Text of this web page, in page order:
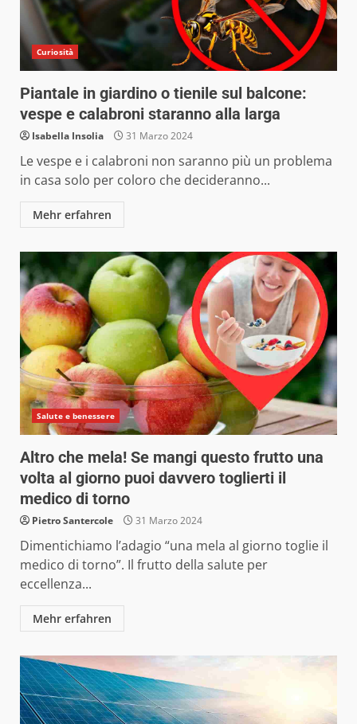
Curiosità
Piantale in giardino o tienile sul balcone:
vespe e calabroni staranno alla larga
Isabella Insolia 31 Marzo 2024
Le vespe e i calabroni non saranno più un problema
in casa solo per coloro che decideranno...
Mehr erfahren
Salute e benessere
Altro che mela! Se mangi questo frutto una
volta al giorno puoi davvero toglierti il
medico di torno
Pietro Santercole 31 Marzo 2024
Dimentichiamo l’adagio “una mela al giorno toglie il
medico di torno”. Il frutto della salute per
eccellenza...
Mehr erfahren